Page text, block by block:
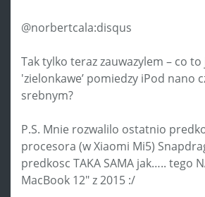
@norbertcala:disqus
Tak tylko teraz zauwazylem – co
'zielonkawe’ pomiedzy iPod nano
srebnym?
P.S. Mnie rozwalilo ostatnio
procesora (w Xiaomi Mi5)
predkosc TAKA SAMA jak….. tego
MacBook 12″ z 2015 :/